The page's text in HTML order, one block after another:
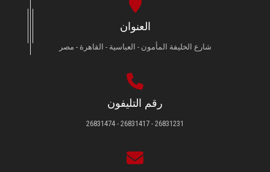
العنوان
شارع الخليفة المأمون - العباسية - القاهرة - مصر
رقم التليفون
26831231 - 26831417 - 26831474